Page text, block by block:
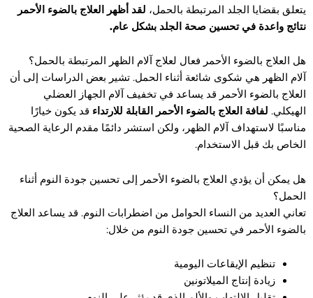
يتعلق بقضايا الجلد المرتبطة بالحمل، لقد أظهر العلاج بالضوء الأحمر
نتائج واعدة في تحسين صحة الجلد بشكل عام.
هل العلاج بالضوء الأحمر فعال لعلاج آلام الظهر المرتبطة بالحمل؟
آلام الظهر هي شكوى شائعة أثناء الحمل. تشير بعض الدراسات إلى أن
العلاج بالضوء الأحمر قد يساعد في تخفيف آلام الجهاز العضلي
الهيكلي. لفافة العلاج بالضوء الأحمر القابلة للارتداء قد يكون خيارًا
مناسبًا لاستهداف آلام الظهر، ولكن استشر دائمًا مقدم الرعاية الصحية
الخاص بك قبل الاستخدام.
هل يمكن أن يؤدي العلاج بالضوء الأحمر إلى تحسين جودة النوم أثناء
الحمل؟
تعاني العديد من النساء الحوامل من اضطرابات النوم. قد يساعد العلاج
بالضوء الأحمر في تحسين جودة النوم من خلال:
تنظيم الإيقاعات اليومية
زيادة إنتاج الميلاتونين